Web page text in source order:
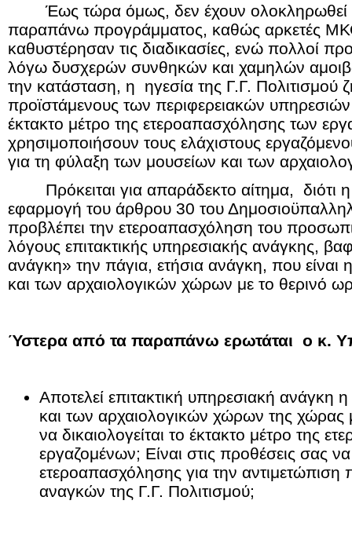
Έως τώρα όμως, δεν έχουν ολοκληρωθεί
παραπάνω προγράμματος, καθώς αρκετές
καθυστέρησαν τις διαδικασίες, ενώ πολλοί
λόγω δυσχερών συνθηκών και χαμηλών
την κατάσταση, η ηγεσία της Γ.Γ. Πολιτισμού
προϊστάμενους των περιφερειακών
έκτακτο μέτρο της ετεροαπασχόλησης των
χρησιμοποιήσουν τους ελάχιστους
για τη φύλαξη των μουσείων και των
Πρόκειται για απαράδεκτο αίτημα, διότι η
εφαρμογή του άρθρου 30 του
προβλέπει την ετεροαπασχόληση του
λόγους επιτακτικής υπηρεσιακής ανάγκης,
ανάγκη» την πάγια, ετήσια ανάγκη, που είναι
και των αρχαιολογικών χώρων με το θερινό
Ύστερα από τα παραπάνω ερωτάται ο κ.
Αποτελεί επιτακτική υπηρεσιακή ανάγκη
και των αρχαιολογικών χώρων της χώρας
να δικαιολογείται το έκτακτο μέτρο της
εργαζομένων; Είναι στις προθέσεις σας
ετεροαπασχόλησης για την αντιμετώπιση
αναγκών της Γ.Γ. Πολιτισμού;